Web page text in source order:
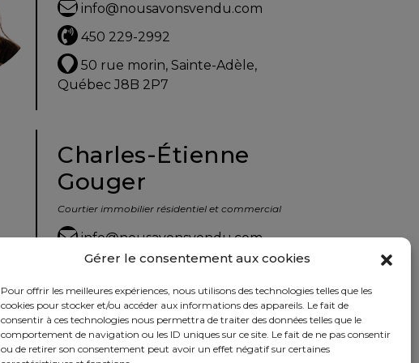
Gérer le consentement aux cookies
Pour offrir les meilleures expériences, nous utilisons des technologies telles que les
cookies pour stocker et/ou accéder aux informations des appareils. Le fait de
consentir à ces technologies nous permettra de traiter des données telles que le
comportement de navigation ou les ID uniques sur ce site. Le fait de ne pas consentir
ou de retirer son consentement peut avoir un effet négatif sur certaines
info@nousavonsvendu.com
450 229-2992
50 rue morin, Sainte-Adèle,
Québec J8B 2P7
Charles-Étienne
Gouger
Courtier immobilier résidentiel et commercial
info@nousavonsvendu.com
450 229-2992
50 rue morin, Sainte-Adèle,
Québec J8B 2P7